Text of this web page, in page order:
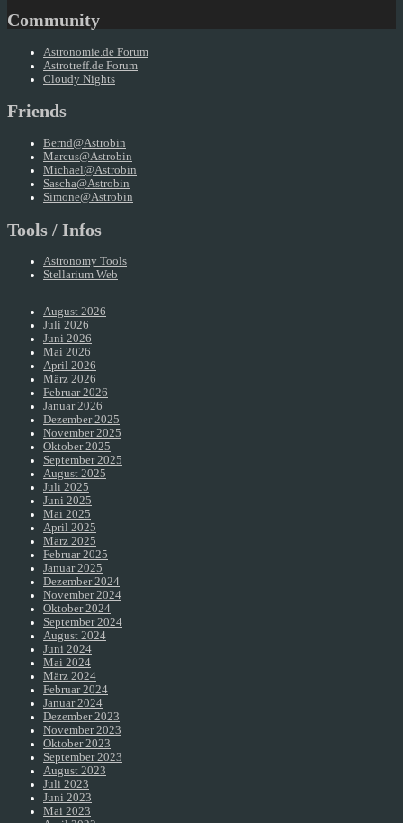
Community
Astronomie.de Forum
Astrotreff.de Forum
Cloudy Nights
Friends
Bernd@Astrobin
Marcus@Astrobin
Michael@Astrobin
Sascha@Astrobin
Simone@Astrobin
Tools / Infos
Astronomy Tools
Stellarium Web
August 2026
Juli 2026
Juni 2026
Mai 2026
April 2026
März 2026
Februar 2026
Januar 2026
Dezember 2025
November 2025
Oktober 2025
September 2025
August 2025
Juli 2025
Juni 2025
Mai 2025
April 2025
März 2025
Februar 2025
Januar 2025
Dezember 2024
November 2024
Oktober 2024
September 2024
August 2024
Juni 2024
Mai 2024
März 2024
Februar 2024
Januar 2024
Dezember 2023
November 2023
Oktober 2023
September 2023
August 2023
Juli 2023
Juni 2023
Mai 2023